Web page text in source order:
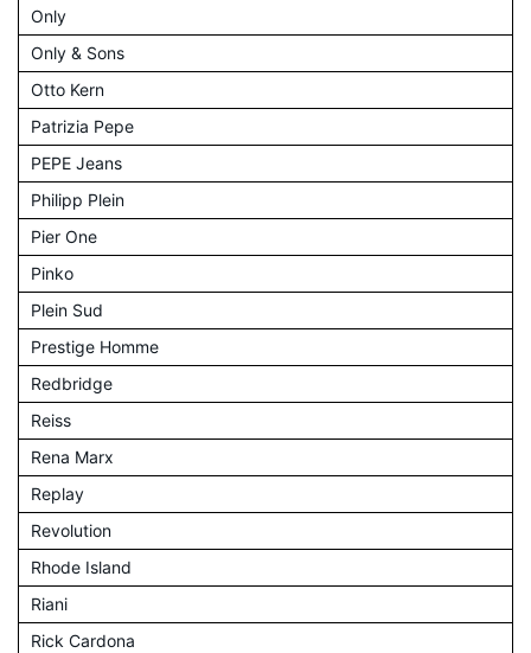
Only
Only & Sons
Otto Kern
Patrizia Pepe
PEPE Jeans
Philipp Plein
Pier One
Pinko
Plein Sud
Prestige Homme
Redbridge
Reiss
Rena Marx
Replay
Revolution
Rhode Island
Riani
Rick Cardona